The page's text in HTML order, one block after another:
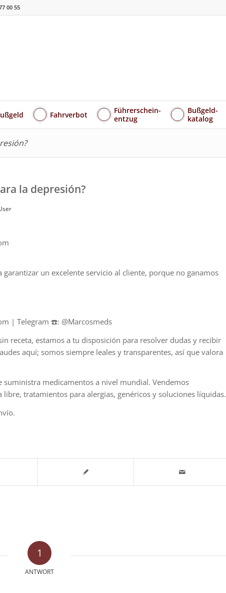
00 55
Fahrverbot
Führerschein-
entzug
Bußgeld-
katalog
la depresión?
un excelente servicio al cliente, porque no ganamos
| Telegram ☎️: @Marcosmeds
receta, estamos a tu disposición para resolver dudas y recibir
aquí; somos siempre leales y transparentes, así que valora
medicamentos a nivel mundial. Vendemos
tratamientos para alergias, genéricos y soluciones líquidas.
1
ANTWORT